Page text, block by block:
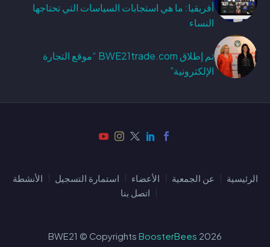
أفريقيا: ما هي استجابات السياسات التي تحتاجها
النساء
تم إطلاق BWE21trade.com “موقع التجارة
الإلكترونية”
الرئيسية عن الجمعية الأعضاء استمارة التسجيل
الأنشطة
اتصل بنا
2026 BWE21 © Copyrights
BoosterBees